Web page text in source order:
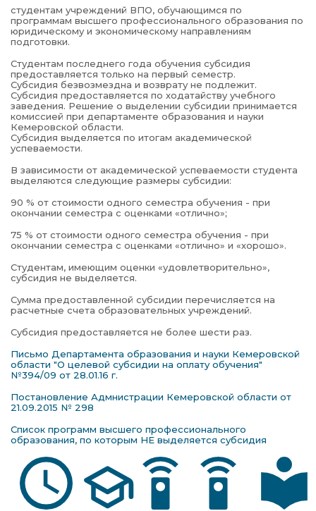
студентам учреждений ВПО, обучающимся по
программам высшего профессионального образования по
юридическому и экономическому направлениям
подготовки.
Студентам последнего года обучения субсидия
предоставляется только на первый семестр.
Субсидия безвозмездна и возврату не подлежит.
Субсидия предоставляется по ходатайству учебного
заведения. Решение о выделении субсидии принимается
комиссией при департаменте образования и науки
Кемеровской области.
Субсидия выделяется по итогам академической
успеваемости.
В зависимости от академической успеваемости студента
выделяются следующие размеры субсидии:
90 % от стоимости одного семестра обучения - при
окончании семестра с оценками «отлично»;
75 % от стоимости одного семестра обучения - при
окончании семестра с оценками «отлично» и «хорошо».
Студентам, имеющим оценки «удовлетворительно»,
субсидия не выделяется.
Сумма предоставленной субсидии перечисляется на
расчетные счета образовательных учреждений.
Субсидия предоставляется не более шести раз.
Письмо Департамента образования и науки Кемеровской
области "О целевой субсидии на оплату обучения"
№394/09 от 28.01.16 г.
Постановление Адмнистрации Кемеровской области от
21.09.2015 № 298
Список программ высшего профессионального
образования, по которым НЕ выделяется субсидия